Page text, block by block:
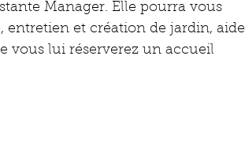
Manager. Elle pourra vous
entretien et création de jardin, aide
vous lui réserverez un accueil